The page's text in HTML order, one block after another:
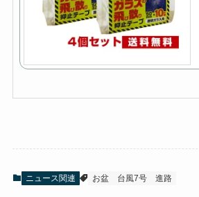
ニュース関連 お盆 台風7号 進路